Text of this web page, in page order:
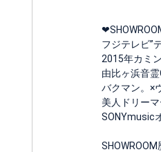
フジテレビ”
2015年カミ
由比ヶ浜音霊
バクマン。×
美人ドリー
SONYmusic